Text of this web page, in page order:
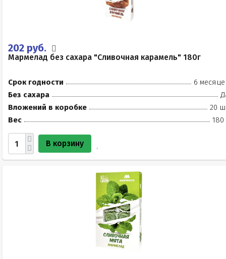
202 руб.
Мармелад без сахара "Сливочная карамель" 180г
Срок годности
6
Без сахара
Вложений в коробке
20
Вес
180
В корзину